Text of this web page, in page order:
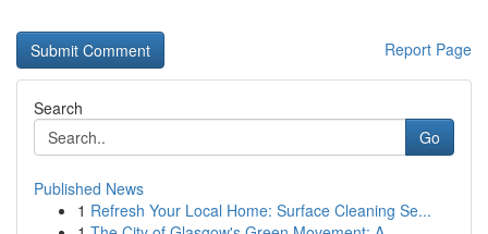
Report Page
Search
Go
Published News
1 Refresh Your Local Home: Surface Cleaning Se...